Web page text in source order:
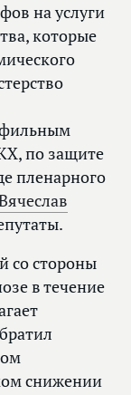
на услуги
которые
по защите
пленарного
со стороны
в течение
снижении